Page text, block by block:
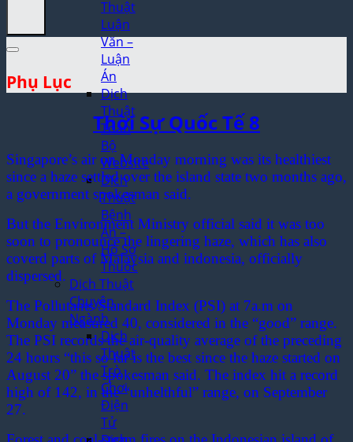
Thuật
Luận
Văn –
Luận
Án
Dịch
Thuật
Toàn
Bộ
Website
Dịch
Thuật
Bệnh
Án –
Hồ Sơ
Thuốc
Dịch Thuật
Chuyên
Ngành
Dịch
Thuật
Trò
Chơi
Điện
Tử
Phụ Lục
Thời Sự Quốc Tế 8
Singapore’s air on Monday morning was its healthiest
since a haze settled over the island state two months ago,
a government spokesman said.
But the Environment Ministry official said it was too
soon to pronounce the lingering haze, which has also
coverd parts of Malaysia and indonesia, officially
dispersed.
The Pollutants Standard Index (PSI) at 7a.m on
Monday measured 40, considered in the “good” range.
The PSI records the air-quality average of the preceding
24 hours “this so far is the best since the haze started on
August 20” the spokesman said. The index hit a record
high of 142, in the “unhelthful” range, on September
27.